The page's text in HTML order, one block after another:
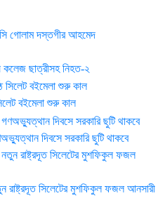
গোলাম দস্তগীর আহমেদ
কলেজ ছাত্রীসহ নিহত-২
বইমেলা শুরু কাল
দিবসে সরকারি ছুটি থাকবে
রাষ্ট্রদূত সিলেটের মুশফিকুল ফজল আনসারী